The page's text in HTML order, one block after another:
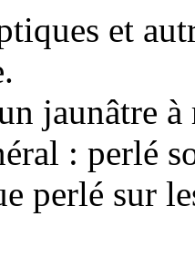
et
jaunâtre à
: perlé
perlé sur